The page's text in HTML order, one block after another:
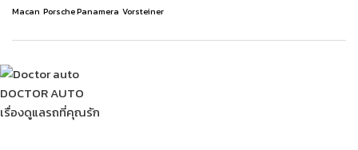
Macan Porsche Panamera Vorsteiner
DOCTOR AUTO
เรื่องดูแลรถที่คุณรัก